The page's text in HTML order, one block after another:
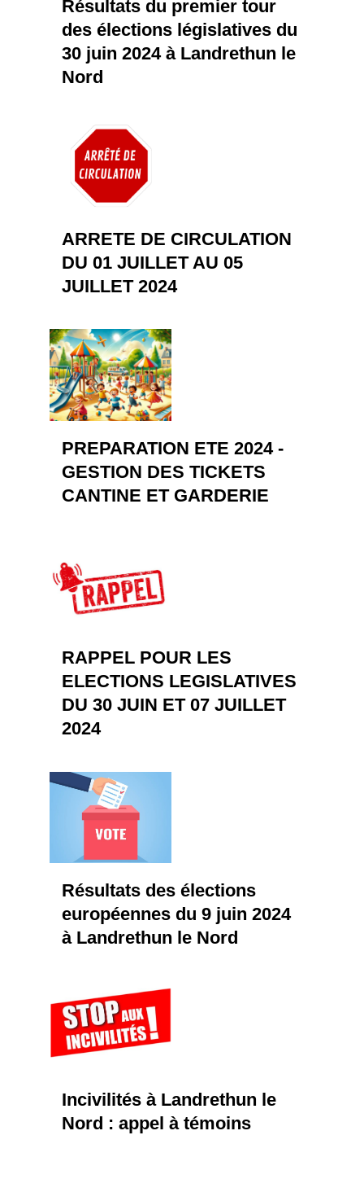
Résultats du premier tour
des élections législatives du
30 juin 2024 à Landrethun le
Nord
ARRETE DE CIRCULATION
DU 01 JUILLET AU 05
JUILLET 2024
PREPARATION ETE 2024 -
GESTION DES TICKETS
CANTINE ET GARDERIE
RAPPEL POUR LES
ELECTIONS LEGISLATIVES
DU 30 JUIN ET 07 JUILLET
2024
Résultats des élections
européennes du 9 juin 2024
à Landrethun le Nord
Incivilités à Landrethun le
Nord : appel à témoins